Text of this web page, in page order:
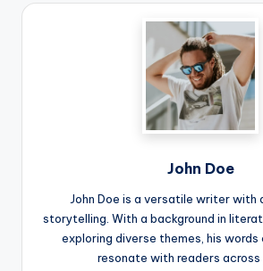
John Doe
John Doe is a versatile writer with
storytelling. With a background in
exploring diverse themes, his
resonate with readers across